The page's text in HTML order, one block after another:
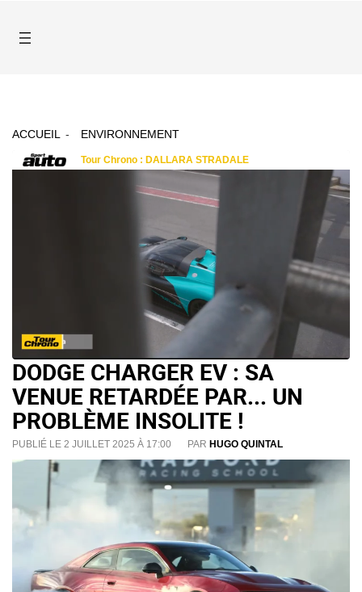
ACCUEIL ENVIRONNEMENT
DODGE CHARGER EV : SA
VENUE RETARDÉE PAR... UN
PROBLÈME INSOLITE !
PUBLIÉ LE 2 JUILLET 2025 À 17:00 PAR HUGO QUINTAL